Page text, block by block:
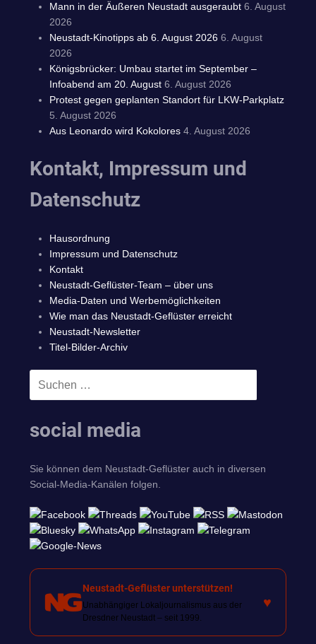
Mann in der Äußeren Neustadt ausgeraubt 6. August
2026
Neustadt-Kinotipps ab 6. August 2026 6. August
2026
Königsbrücker: Umbau startet im September –
Infoabend am 20. August 6. August 2026
Protest gegen geplanten Standort für LKW-Parkplatz
5. August 2026
Aus Leonardo wird Kokolores 4. August 2026
Kontakt, Impressum und
Datenschutz
Hausordnung
Impressum und Datenschutz
Kontakt
Neustadt-Geflüster-Team – über uns
Media-Daten und Werbemöglichkeiten
Wie man das Neustadt-Geflüster erreicht
Neustadt-Newsletter
Titel-Bilder-Archiv
Suchen
social media
Sie können dem Neustadt-Geflüster auch in diversen
Social-Media-Kanälen folgen.
Neustadt-Geflüster unterstützen!
Unabhängiger Lokaljournalismus aus der
Dresdner Neustadt – seit 1999.
♥